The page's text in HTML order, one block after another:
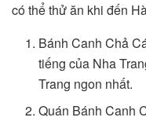
có thể thử ăn khi đến
Bánh Canh Chả
tiếng của Nha
Trang ngon nhất.
Quán Bánh Canh